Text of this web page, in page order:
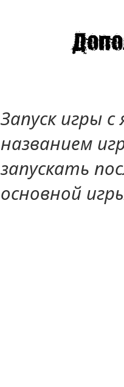
Запуск игры
названием
запускать
основной